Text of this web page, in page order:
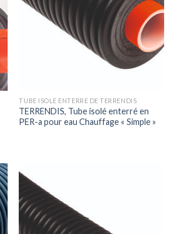
TUBE ISOLE ENTERRE DE TERRENDIS
TERRENDIS, Tube isolé enterré en
PER-a pour eau Chauffage « Simple »